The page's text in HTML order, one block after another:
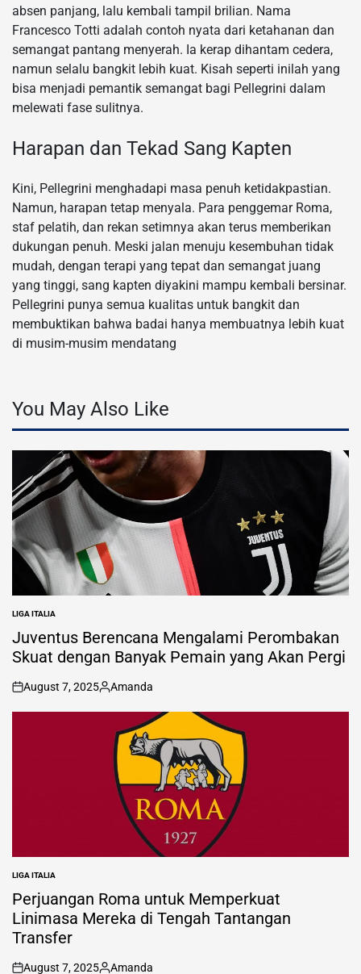
absen panjang, lalu kembali tampil brilian. Nama
Francesco Totti adalah contoh nyata dari ketahanan dan
semangat pantang menyerah. Ia kerap dihantam cedera,
namun selalu bangkit lebih kuat. Kisah seperti inilah yang
bisa menjadi pemantik semangat bagi Pellegrini dalam
melewati fase sulitnya.
Harapan dan Tekad Sang Kapten
Kini, Pellegrini menghadapi masa penuh ketidakpastian.
Namun, harapan tetap menyala. Para penggemar Roma,
staf pelatih, dan rekan setimnya akan terus memberikan
dukungan penuh. Meski jalan menuju kesembuhan tidak
mudah, dengan terapi yang tepat dan semangat juang
yang tinggi, sang kapten diyakini mampu kembali bersinar.
Pellegrini punya semua kualitas untuk bangkit dan
membuktikan bahwa badai hanya membuatnya lebih kuat
di musim-musim mendatang
You May Also Like
POSTED
IN
LIGA ITALIA
Juventus Berencana Mengalami Perombakan
Skuat dengan Banyak Pemain yang Akan Pergi
on
August 7, 2025
Posted
by
Amanda
POSTED
IN
LIGA ITALIA
Perjuangan Roma untuk Memperkuat
Linimasa Mereka di Tengah Tantangan
Transfer
August 7, 2025 Amanda